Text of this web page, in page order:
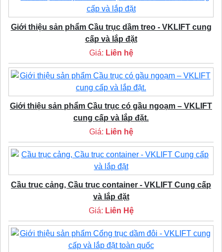
Giới thiệu sản phẩm Cầu trục dầm treo - VKLIFT cung
cấp và lắp đặt
Giá: Liên hệ
Giới thiệu sản phẩm Cầu trục có gầu ngoạm – VKLIFT
cung cấp và lắp đặt.
Giá: Liên hệ
Cầu trục cảng, Cầu trục container - VKLIFT Cung cấp
và lắp đặt
Giá: Liên Hệ